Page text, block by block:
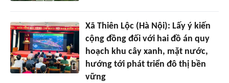
Xã Thiên Lộc (Hà Nội): Lấy ý kiến
cộng đồng đối với hai đồ án quy
hoạch khu cây xanh, mặt nước,
hướng tới phát triển đô thị bền
vững